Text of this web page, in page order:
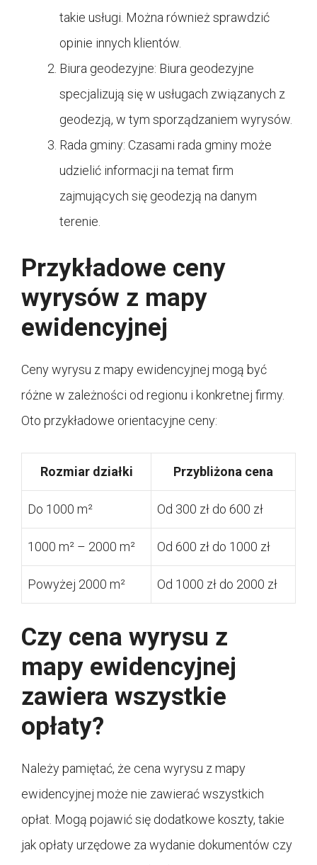
takie usługi. Można również sprawdzić
opinie innych klientów.
Biura geodezyjne: Biura geodezyjne
specjalizują się w usługach związanych z
geodezją, w tym sporządzaniem wyrysów.
Rada gminy: Czasami rada gminy może
udzielić informacji na temat firm
zajmujących się geodezją na danym
terenie.
Przykładowe ceny
wyrysów z mapy
ewidencyjnej
Ceny wyrysu z mapy ewidencyjnej mogą być
różne w zależności od regionu i konkretnej firmy.
Oto przykładowe orientacyjne ceny:
Rozmiar działki Przybliżona cena
Do 1000 m² Od 300 zł do 600 zł
1000 m² – 2000 m² Od 600 zł do 1000 zł
Powyżej 2000 m² Od 1000 zł do 2000 zł
Czy cena wyrysu z
mapy ewidencyjnej
zawiera wszystkie
opłaty?
Należy pamiętać, że cena wyrysu z mapy
ewidencyjnej może nie zawierać wszystkich
opłat. Mogą pojawić się dodatkowe koszty, takie
jak opłaty urzędowe za wydanie dokumentów czy